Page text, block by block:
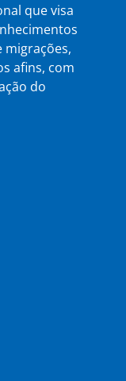
que visa
afins, com
do